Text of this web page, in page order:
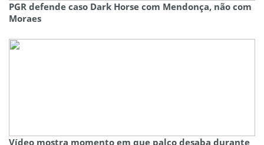
PGR defende caso Dark Horse com Mendonça, não com
Moraes
Vídeo mostra momento em que palco desaba durante